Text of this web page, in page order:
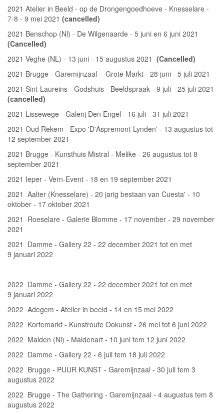
2021 Atelier in Beeld - op de Drongengoedhoeve - Knesselare -
7-8 - 9 mei 2021 (cancelled)
2021 Benschop (Nl) - De Wilgenaarde - 5 juni en 6 juni 2021
(Cancelled)
2021 Veghe (NL) - 13 juni - 15 augustus 2021 (Cancelled)
2021 Brugge - Garemijnzaal - Grote Markt - 28 juni - 5 juli 2021
2021 Sint-Laureins - Godshuis - Beeldspraak - 9 juli - 25 juli 2021
(cancelled)
2021 Lissewege - Galerij Den Engel - 16 juli - 31 juli 2021
2021 Oud Rekem - Expo 'D'Aspremont-Lynden' - 13 augustus tot
12 september 2021
2021 Brugge - Kunsthuis Mistral - Melike - 26 augustus tot 8
september 2021
2021 Ieper - Vern-Event - 18 en 19 september 2021
2021 Aalter (Knesselare) - 20 jarig bestaan van Cuesta' - 10
oktober - 17 oktober 2021
2021 Roeselare - Galerie Blomme - 17 november - 29 november
2021
2021 Damme - Gallery 22 - 22 december 2021 tot en met
9 januari 2022
2022 Damme - Gallery 22 - 22 december 2021 tot en met
9 januari 2022
2022 Adegem - Atelier in beeld - 14 en 15 mei 2022
2022 Kortemarkt - Kunstroute Ookunst - 26 mei tot 6 juni 2022
2022 Malden (Nl) - Maldenart - 10 juni tem 12 juni 2022
2022 Damme - Gallery 22 - 6 juli tem 18 juli 2022
2022 Brugge - PUUR KUNST - Garemijnzaal - 30 juli tem 3
augustus 2022
2022 Brugge - The Gathering - Garemijnzaal - 4 augustus tem 8
augustus 2022